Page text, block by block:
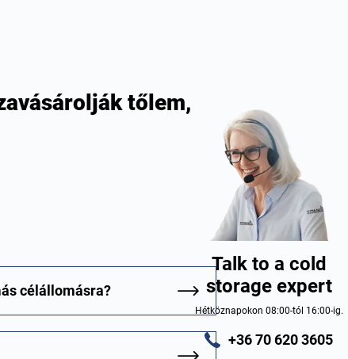
tőlem,
célállomásra?
Talk to a cold
storage expert
Hétköznapokon 08:00-tól 16:00-ig.
+36 70 620 3605